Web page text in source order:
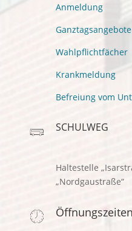
Anmeldung
Ganztagsangebote
Wahlpflichtfächer
Krankmeldung
Befreiung vom
SCHULWEG
Haltestelle
„Nordgaustraße“